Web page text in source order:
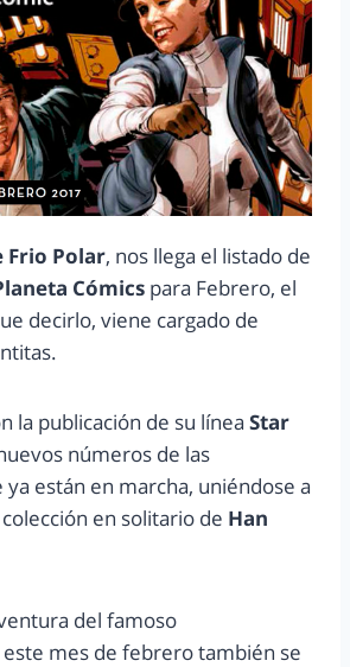
Frio Polar, nos llega el listado de
Cómics para Febrero, el
decirlo, viene cargado de
la publicación de su línea Star
números de las
ya están en marcha, uniéndose a
en solitario de Han
del famoso
mes de febrero también se